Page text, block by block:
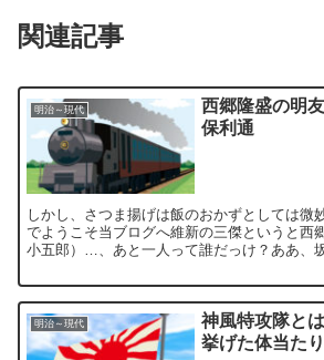
関連記事
明治～現代
西郷隆盛の明
保利通
しかし、さつま揚げは飯のおかずとしては微
でようこそ当ブログへ維新の三傑というと西
小五郎）…、あと一人って誰だっけ？ああ、
誇...
明治～現代
神風特攻隊と
挙げた体当た